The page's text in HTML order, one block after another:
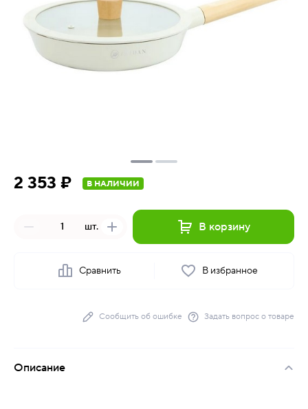
2 353 ₽ В НАЛИЧИИ
шт. В корзину
Сравнить В избранное
Сообщить об ошибке Задать вопрос о товаре
Описание